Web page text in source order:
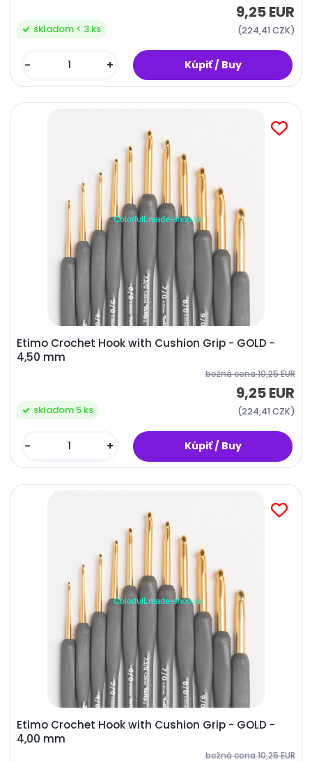
9,25 EUR
(224,41 CZK)
skladom < 3 ks
- +
Etimo Crochet Hook with Cushion Grip - GOLD -
4,50 mm
bežná cena10,25 EUR
9,25 EUR
(224,41 CZK)
skladom 5 ks
- +
Etimo Crochet Hook with Cushion Grip - GOLD -
4,00 mm
bežná cena10,25 EUR